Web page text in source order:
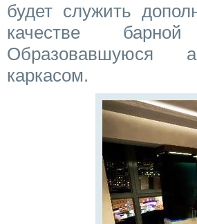
будет служить
качестве
Образовавшуюся
каркасом.